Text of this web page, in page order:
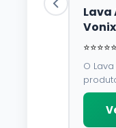
Lava
⭐⭐⭐⭐⭐
O
para
Por